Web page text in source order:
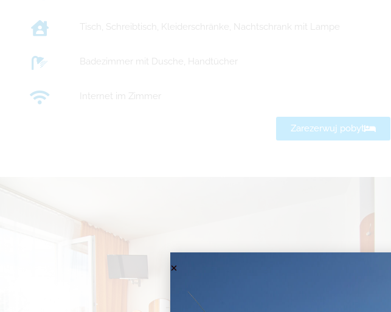
Tisch, Schreibtisch, Kleiderschränke, Nachtschrank mit Lampe
Badezimmer mit Dusche, Handtücher
Internet im Zimmer
Zarezerwuj pobyt